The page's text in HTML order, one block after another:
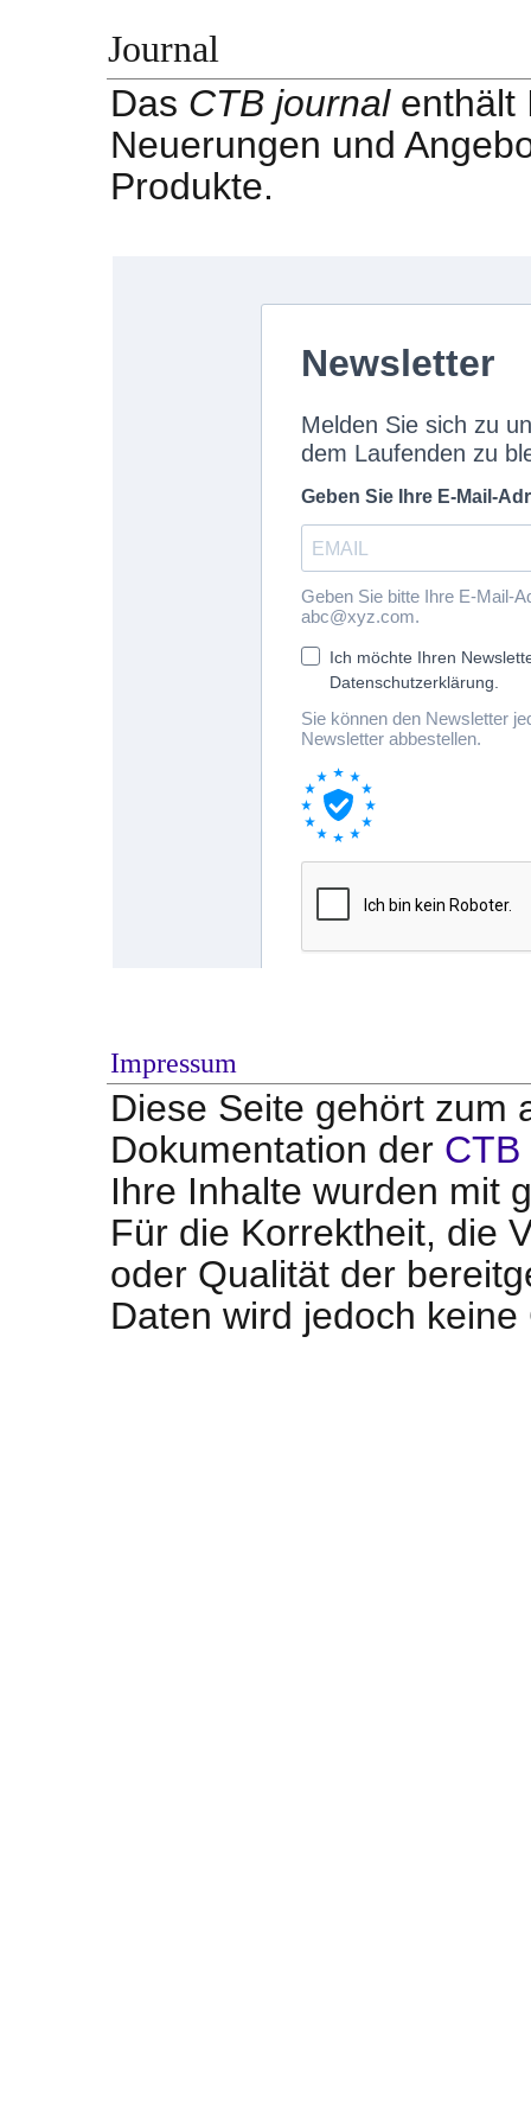
Journal
Das CTB journalenthält
Neuerungen und
Produkte.
Impressum
Diese Seite gehört zum
Dokumentation der CTB
Ihre Inhalte wurden mit
Für die Korrektheit, die
oder Qualität der
Daten wird jedoch